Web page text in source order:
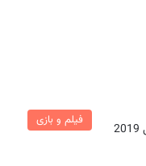
فیلم و بازی